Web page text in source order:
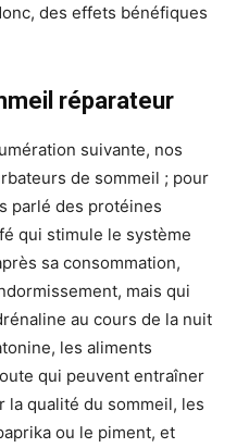
des effets bénéfiques
réparateur
suivante, nos
de sommeil ; pour
parlé des protéines
qui stimule le système
sa consommation,
mais qui
au cours de la nuit
les aliments
qui peuvent entraîner
la qualité du sommeil, les
ou le piment, et